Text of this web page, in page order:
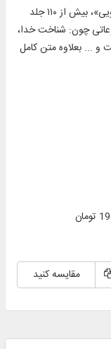
متن دروس اصلی طرح «ضیافت اندیشه دانشجویی»، بیش از ۱۱۰ جلد
چون: شناخت خدا،
و ... بعلاوه متن کامل
تومان
مقایسه کنید